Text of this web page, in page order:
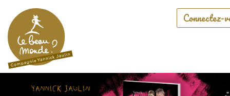
Connectez-